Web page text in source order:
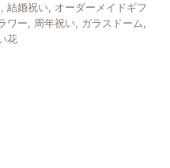
, 結婚祝い, オーダーメイドギフ
ワー, 周年祝い, ガラスドーム,
花